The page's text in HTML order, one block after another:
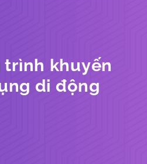
trình khuyến
di động